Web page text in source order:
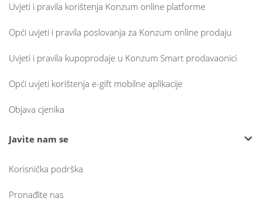
Uvjeti i pravila korištenja Konzum online platforme
Opći uvjeti i pravila poslovanja za Konzum online prodaju
Uvjeti i pravila kupoprodaje u Konzum Smart prodavaonici
Opći uvjeti korištenja e-gift mobilne aplikacije
Objava cjenika
Javite nam se
Korisnička podrška
Pronađite nas